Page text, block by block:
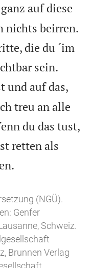
auf diese
nichts beirren.
die du ´im
sein.
und auf das,
treu an alle
du das tust,
retten als
(NGÜ).
Genfer
Schweiz.
Brunnen Verlag